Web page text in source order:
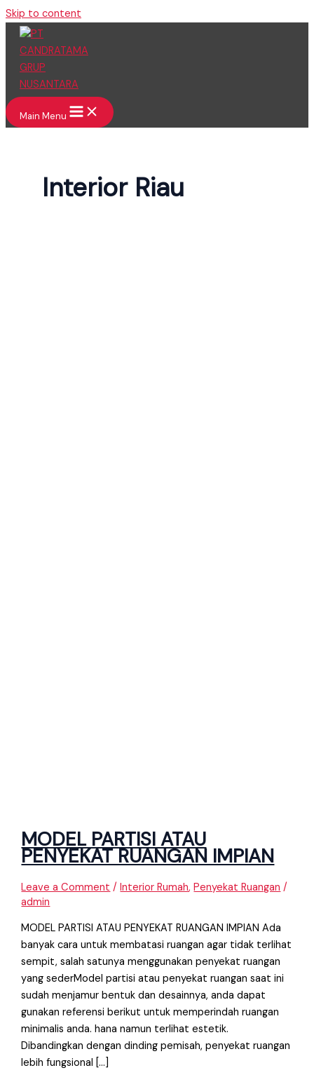
Skip to content
Main Menu
Interior Riau
MODEL PARTISI ATAU
PENYEKAT RUANGAN IMPIAN
Leave a Comment /Interior Rumah,Penyekat Ruangan /
admin
MODEL PARTISI ATAU PENYEKAT RUANGAN IMPIAN Ada
banyak cara untuk membatasi ruangan agar tidak terlihat
sempit, salah satunya menggunakan penyekat ruangan
yang sederModel partisi atau penyekat ruangan saat ini
sudah menjamur bentuk dan desainnya, anda dapat
gunakan referensi berikut untuk memperindah ruangan
minimalis anda. hana namun terlihat estetik.
Dibandingkan dengan dinding pemisah, penyekat ruangan
lebih fungsional […]